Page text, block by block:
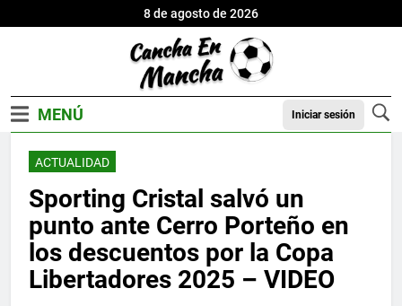
8 de agosto de 2026
Iniciar sesión
ACTUALIDAD
Sporting Cristal salvó un
punto ante Cerro Porteño en
los descuentos por la Copa
Libertadores 2025 – VIDEO